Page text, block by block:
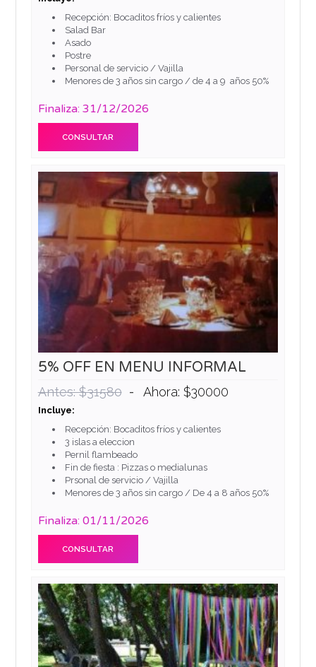
Recepción: Bocaditos fríos y calientes
Salad Bar
Asado
Postre
Personal de servicio / Vajilla
Menores de 3 años sin cargo / de 4 a 9 años 50%
Finaliza: 31/12/2026
CONSULTAR
5% OFF EN MENU INFORMAL
Antes: $31580 - Ahora: $30000
Incluye:
Recepción: Bocaditos fríos y calientes
3 islas a eleccion
Pernil flambeado
Fin de fiesta : Pizzas o medialunas
Prsonal de servicio / Vajilla
Menores de 3 años sin cargo / De 4 a 8 años 50%
Finaliza: 01/11/2026
CONSULTAR